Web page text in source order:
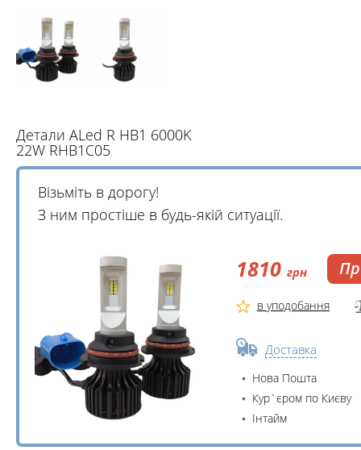
Детали ALed R HB1 6000K
22W RHB1C05
Візьміть в дорогу!
З ним простіше в будь-якій ситуації.
1810 грн
в уподобання
Доставка
Нова Пошта
Кур`єром по Києву
Інтайм